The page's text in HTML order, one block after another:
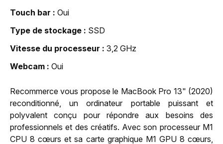
Touch bar
Oui
Type de stockage
SSD
Vitesse du processeur
3,2 GHz
Webcam
Oui
Recommerce vous propose le MacBook Pro 13" (2020)
reconditionné, un ordinateur portable puissant et
polyvalent conçu pour répondre aux besoins des
professionnels et des créatifs. Avec son processeur M1
CPU 8 cœurs et sa carte graphique M1 GPU 8 cœurs,